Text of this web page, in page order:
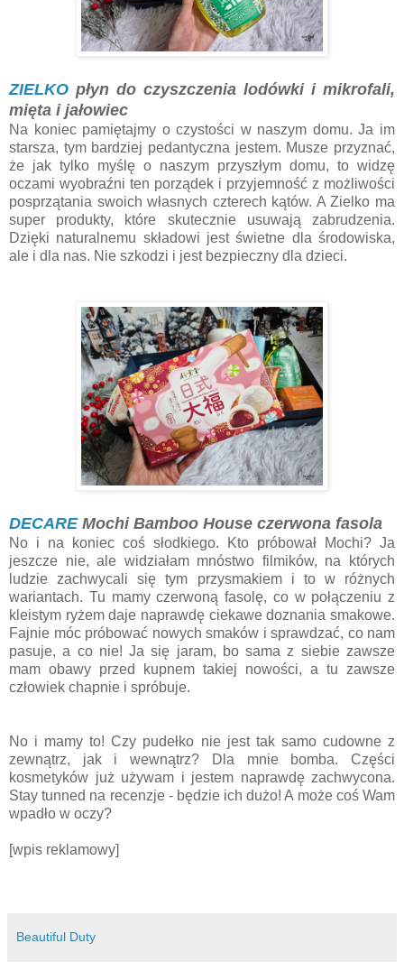
ZIELKO płyn do czyszczenia lodówki i mikrofali,
mięta i jałowiec
Na koniec pamiętajmy o czystości w naszym domu. Ja im
starsza, tym bardziej pedantyczna jestem. Musze przyznać,
że jak tylko myślę o naszym przyszłym domu, to widzę
oczami wyobraźni ten porządek i przyjemność z możliwości
posprzątania swoich własnych czterech kątów. A Zielko ma
super produkty, które skutecznie usuwają zabrudzenia.
Dzięki naturalnemu składowi jest świetne dla środowiska,
ale i dla nas. Nie szkodzi i jest bezpieczny dla dzieci.
DECAREMochi Bamboo House czerwona fasola
No i na koniec coś słodkiego. Kto próbował Mochi? Ja
jeszcze nie, ale widziałam mnóstwo filmików, na których
ludzie zachwycali się tym przysmakiem i to w różnych
wariantach. Tu mamy czerwoną fasolę, co w połączeniu z
kleistym ryżem daje naprawdę ciekawe doznania smakowe.
Fajnie móc próbować nowych smaków i sprawdzać, co nam
pasuje, a co nie! Ja się jaram, bo sama z siebie zawsze
mam obawy przed kupnem takiej nowości, a tu zawsze
człowiek chapnie i spróbuje.
No i mamy to! Czy pudełko nie jest tak samo cudowne z
zewnątrz, jak i wewnątrz? Dla mnie bomba. Części
kosmetyków już używam i jestem naprawdę zachwycona.
Stay tunned na recenzje - będzie ich dużo! A może coś Wam
wpadło w oczy?
[wpis reklamowy]
Beautiful Duty